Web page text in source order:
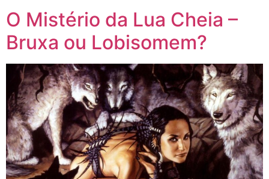
O Mistério da Lua Cheia –
Bruxa ou Lobisomem?